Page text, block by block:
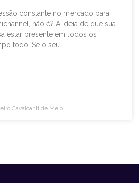
constante no mercado para
não é? A ideia de que sua
estar presente em todos os
todo. Se o seu
Cavalcanti de Melo